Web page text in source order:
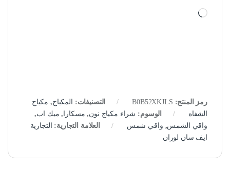
جاري التحميل…
رمز المنتج: B0B52XKJLS التصنيفات: المكياج, مكياج
الشفاه
الوسوم: شراء مكياج نون, مسكارا , ميك اب,
واقي الشمس, واقي شمس العلامة التجارية: التجارية
ايف سان لوران